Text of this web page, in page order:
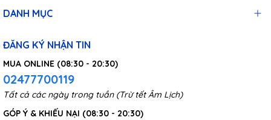
DANH MỤC
ĐĂNG KÝ NHẬN TIN
MUA ONLINE (08:30 - 20:30)
02477700119
Tất cả các ngày trong tuần (Trừ tết Âm Lịch)
GÓP Ý & KHIẾU NẠI (08:30 - 20:30)